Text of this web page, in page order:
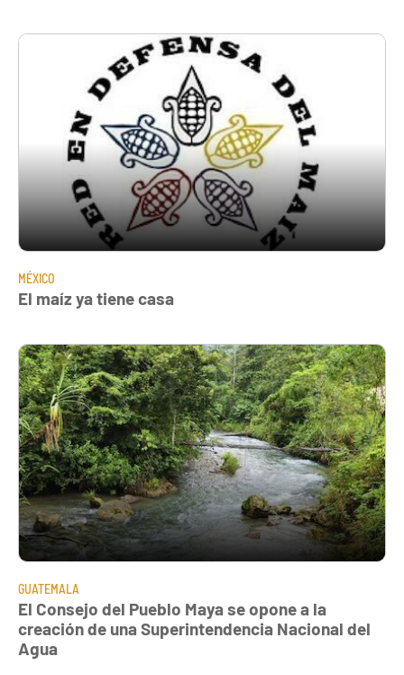
MÉXICO
El maíz ya tiene casa
GUATEMALA
El Consejo del Pueblo Maya se opone a la
creación de una Superintendencia Nacional del
Agua